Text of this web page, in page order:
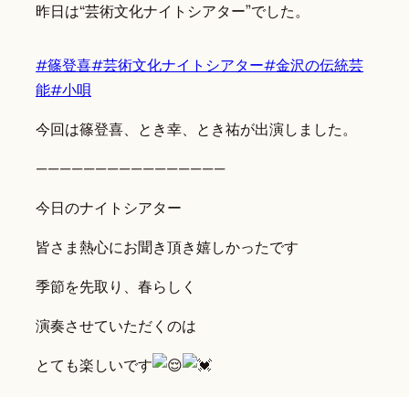
昨日は“芸術文化ナイトシアター”でした。
#篠登喜#芸術文化ナイトシアター#金沢の伝統芸
能#小唄
今回は篠登喜、とき幸、とき祐が出演しました。
————————————————
今日のナイトシアター
皆さま熱心にお聞き頂き嬉しかったです
季節を先取り、春らしく
演奏させていただくのは
とても楽しいです